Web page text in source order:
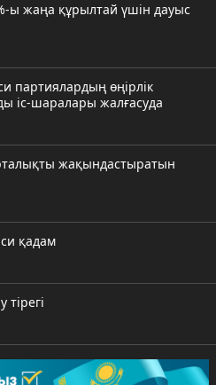
ы жаңа құрылтай үшін дауыс
партиялардың өңірлік
іс-шаралары жалғасуда
жақындастыратын
қадам